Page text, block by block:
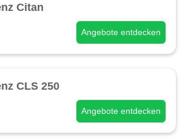
Citan
Angebote entdecken
CLS 250
Angebote entdecken